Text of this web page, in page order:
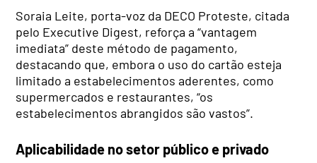
Soraia Leite, porta-voz da DECO Proteste, citada
pelo Executive Digest, reforça a “vantagem
imediata” deste método de pagamento,
destacando que, embora o uso do cartão esteja
limitado a estabelecimentos aderentes, como
supermercados e restaurantes, “os
estabelecimentos abrangidos são vastos”.
Aplicabilidade no setor público e privado